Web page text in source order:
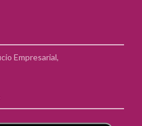
Empresarial,